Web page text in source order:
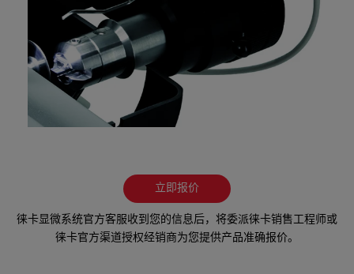
立即报价
徕卡显微系统官方客服收到您的信息后，将委派徕卡销售工程师或
徕卡官方渠道授权经销商为您提供产品准确报价。